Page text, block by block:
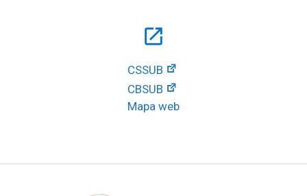
open_in_new
CSSUB
CBSUB
Mapa web